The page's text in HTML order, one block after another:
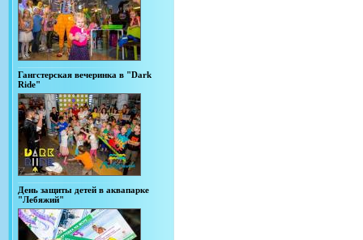
Гангстерская вечеринка в "Dark
Ride"
День защиты детей в аквапарке
"Лебяжий"